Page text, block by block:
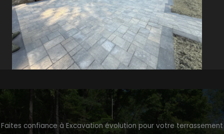
Faites confiance à Excavation évolution pour votre terrassement